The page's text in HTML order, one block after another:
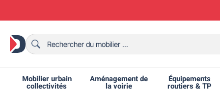
Mobilier urbain
collectivités
Aménagement de
la voirie
Équipements
routiers & TP